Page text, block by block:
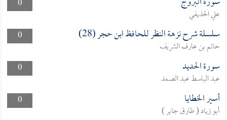
0
علي الحذيفي
0
سلسلة شرح نزهة النظر للحافظ ابن حجر (28)
حاتم بن عارف الشريف
0
سورة الحديد
عبد الباسط عبد الصمد
0
أسير الخطايا
أبو زياد ( طارق جابر )